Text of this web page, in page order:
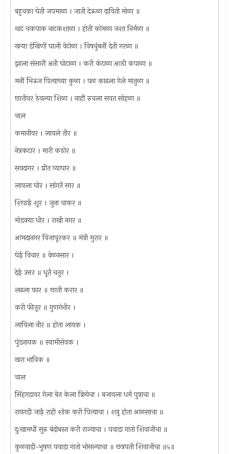
बहुचका घेती जपमाळा । जाती देऊळा दाविती मोळा ॥
थाट चकपाक नाटकशाळा । होती कोमळा जशा निर्मळा ॥
खर्‍या डंखिणी घाली वेटोळा । विषचुंबनीं देती गरळा ॥
झाला संसारीं अती घोटाळा । करी कंटाळा आठी कपाळा ॥
मनीं भिऊन पित्याच्या कुळा । पळ काढला गेले मातुळा ॥
छातीवर ठेवल्या शिळा । नाहीं रुचला सवत सोहळा ॥
चाल
कमानीवर । लावले तीर ॥
नेत्रकटार । मारी कठोर ॥
सवदागर । प्रीत व्यापार ॥
लावला घोर । सांगतें सार ॥
शिपाई शूर । जुना चाकर ॥
मोडक्या धीर । राखी नगर ॥
आमदानगर विजापूरकर ॥ मंत्री मुरार ॥
घेई विचार ॥ वेळनसार ।
देई उत्तर ॥ धूर्त चतुर ।
लढला फार ॥ छाती करार ॥
करी फीतूर ॥ गुणगंभीर ।
लाविला नीर ॥ होता लायक ।
पुंडनायक ॥ स्वामीसेवक ।
खरा भाविक ॥
चाल
सिंहगडावर गेला बेत केला क्रियेचा । बजावला धर्म पुत्राचा ॥
रायगडी जाई राही शोक करी पित्याचा । शत्रु होता आळसाचा ॥
दुःखामधीं सुरु बंदोबस्त करी राज्याचा । पवाडा गातो शिवाजीचा ॥
कुळवाडी-भूषण पवाडा गातो भोसल्याचा ॥ छत्रपती शिवाजीचा ॥५॥